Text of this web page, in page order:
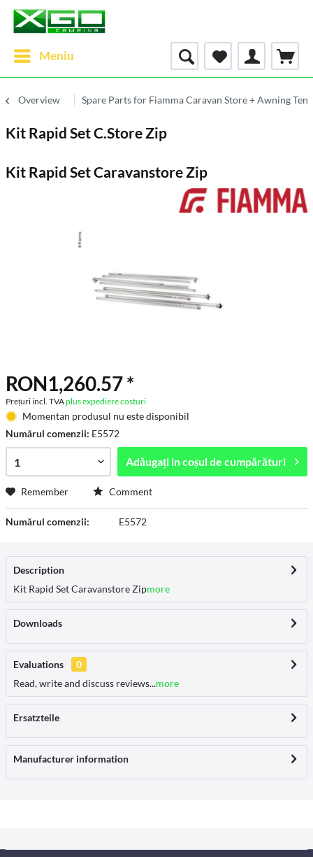
Meniu
Overview Spare Parts for Fiamma Caravan Store + Awning
Kit Rapid Set C.Store Zip
Kit Rapid Set Caravanstore Zip
RON1,260.57 *
Prețuri incl. TVAplus expediere costuri
Momentan produsul nu este disponibil
Numărul comenzii: E5572
Adăugați incoșul de cumpărături
Remember Comment
Numărul comenzii: E5572
Description
Kit Rapid Set Caravanstore Zipmore
Downloads
Evaluations
0
Read, write and discuss reviews...more
Ersatzteile
Manufacturer information